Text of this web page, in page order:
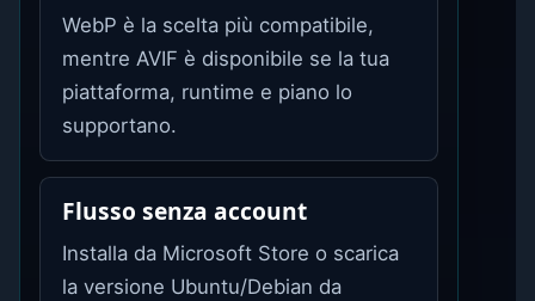
WebP è la scelta più compatibile,
mentre AVIF è disponibile se la tua
piattaforma, runtime e piano lo
supportano.
Flusso senza account
Installa da Microsoft Store o scarica
la versione Ubuntu/Debian da